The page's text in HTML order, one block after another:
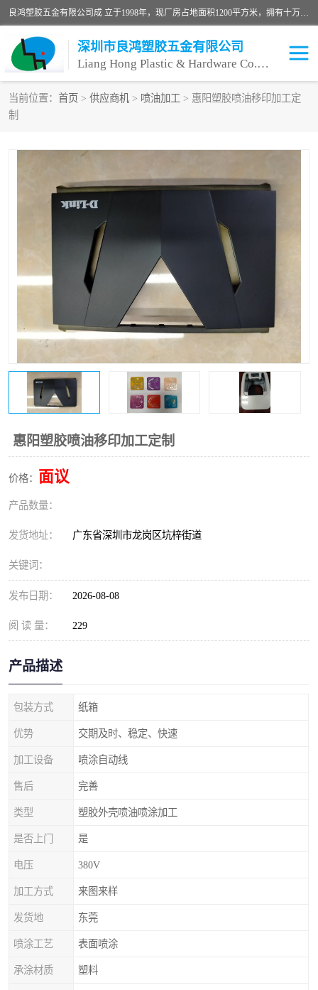
良鸿塑胶五金有限公司成 立于1998年，现厂房占地面积1200平方米，拥有十万级无尘车间，自动喷涂线1条，手动喷涂线2条，丝印移印滚印烫印拉线1条，本公司自建厂以来一直 以“顾客、品质、服务三个第一”为原则，从来货到处理、喷漆、烘烤、品检、包装等每一道工序都严格把持质量关，竭诚为广大朋友、客户服务。现如今已深得广 大客户信赖。
深圳市良鸿塑胶五金有限公司
Liang Hong Plastic & Hardware Co. Ltd
当前位置： 首页 > 供应商机 > 喷油加工 > 惠阳塑胶喷油移印加工定
制
惠阳塑胶喷油移印加工定制
价格： 面议
产品数量：
发货地址： 广东省深圳市龙岗区坑梓街道
关键词：
发布日期： 2026-08-08
阅 读 量： 229
产品描述
包装方式 纸箱
优势 交期及时、稳定、快速
加工设备 喷涂自动线
售后 完善
类型 塑胶外壳喷油喷涂加工
是否上门 是
电压 380V
加工方式 来图来样
发货地 东莞
喷涂工艺 表面喷涂
承涂材质 塑料
塑胶外壳喷油